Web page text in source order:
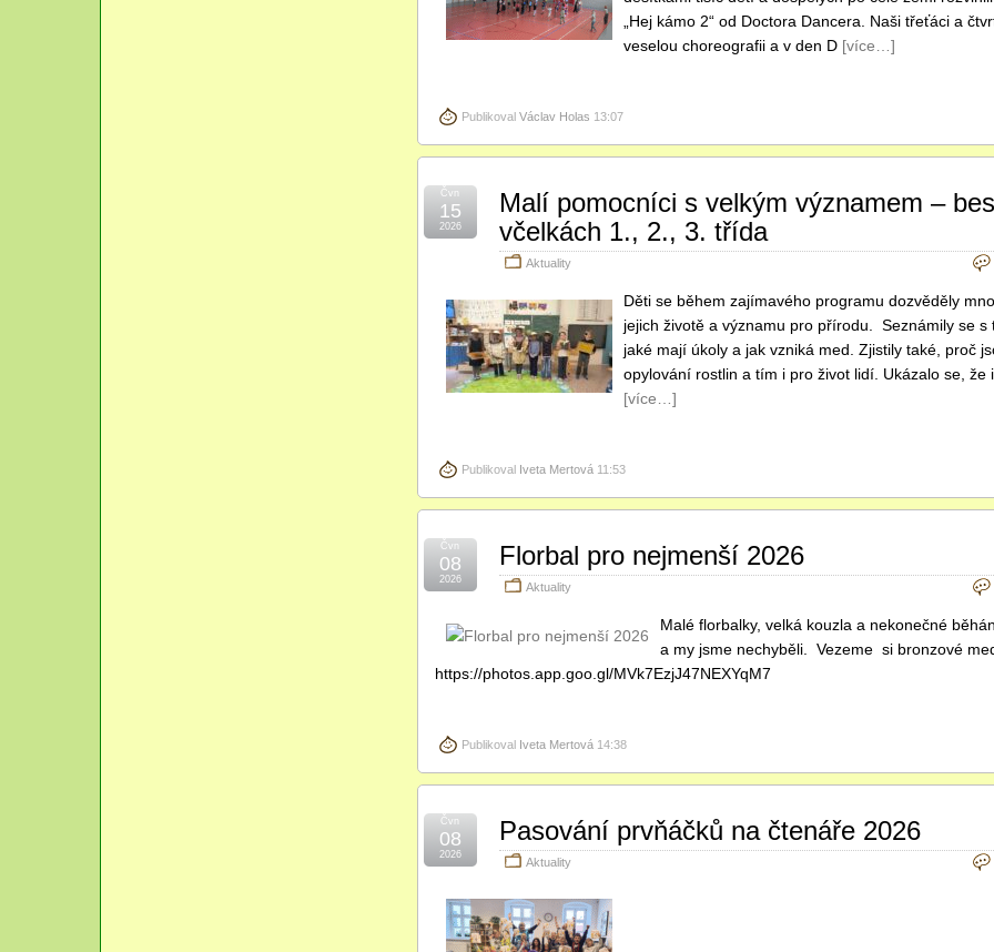
„Hej kámo 2“ od Doctora Dancera. Naši třeťáci a
veselou choreografii a v den D [více…]
Publikoval Václav Holas 13:07
Malí pomocníci s velkým významem –
včelkách 1., 2., 3. třída
Aktuality
Čvn
15
2026
Děti se během zajímavého programu dozvěděly
jejich životě a významu pro přírodu. Seznámily se s
jaké mají úkoly a jak vzniká med. Zjistily také, proč
opylování rostlin a tím i pro život lidí. Ukázalo se, že
[více…]
Publikoval Iveta Mertová11:53
Florbal pro nejmenší 2026
Aktuality
Čvn
08
2026
Malé florbalky, velká kouzla a nekonečné
a my jsme nechyběli. Vezeme si bronzové
https://photos.app.goo.gl/MVk7EzjJ47NEXYqM7
Publikoval Iveta Mertová14:38
Pasování prvňáčků na čtenáře 2026
Aktuality
Čvn
08
2026